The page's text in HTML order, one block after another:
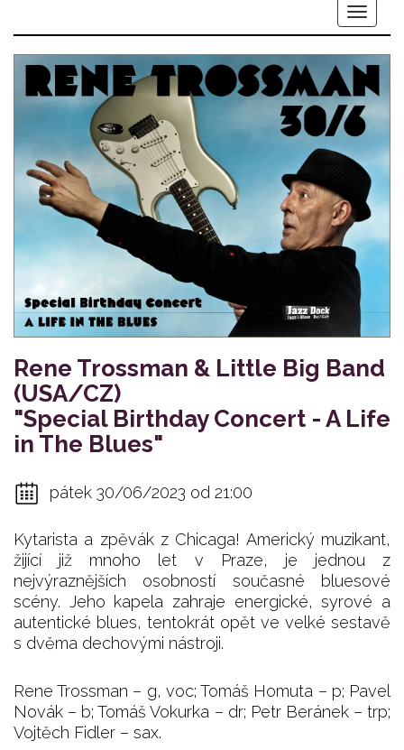
Menu
Rene Trossman & Little Big Band
(USA/CZ)
"Special Birthday Concert - A Life
in The Blues"
pátek 30/06/2023 od 21:00
Kytarista a zpěvák z Chicaga! Americký muzikant,
žijící již mnoho let v Praze, je jednou z
nejvýraznějších osobností současné bluesové
scény. Jeho kapela zahraje energické, syrové a
autentické blues, tentokrát opět ve velké sestavě
s dvěma dechovými nástroji.
Rene Trossman – g, voc; Tomáš Homuta – p; Pavel
Novák – b; Tomáš Vokurka – dr; Petr Beránek – trp;
Vojtěch Fidler – sax.